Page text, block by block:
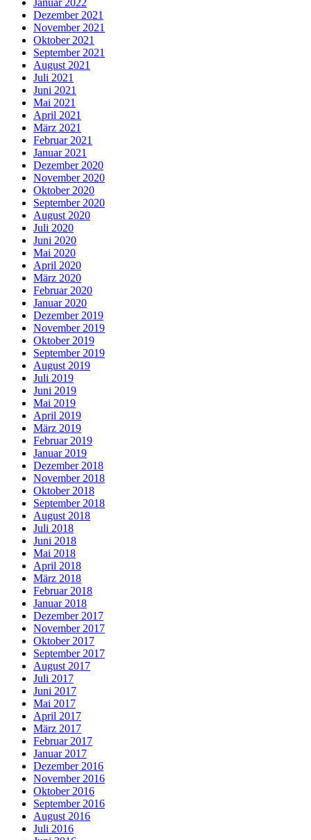
Januar 2022
Dezember 2021
November 2021
Oktober 2021
September 2021
August 2021
Juli 2021
Juni 2021
Mai 2021
April 2021
März 2021
Februar 2021
Januar 2021
Dezember 2020
November 2020
Oktober 2020
September 2020
August 2020
Juli 2020
Juni 2020
Mai 2020
April 2020
März 2020
Februar 2020
Januar 2020
Dezember 2019
November 2019
Oktober 2019
September 2019
August 2019
Juli 2019
Juni 2019
Mai 2019
April 2019
März 2019
Februar 2019
Januar 2019
Dezember 2018
November 2018
Oktober 2018
September 2018
August 2018
Juli 2018
Juni 2018
Mai 2018
April 2018
März 2018
Februar 2018
Januar 2018
Dezember 2017
November 2017
Oktober 2017
September 2017
August 2017
Juli 2017
Juni 2017
Mai 2017
April 2017
März 2017
Februar 2017
Januar 2017
Dezember 2016
November 2016
Oktober 2016
September 2016
August 2016
Juli 2016